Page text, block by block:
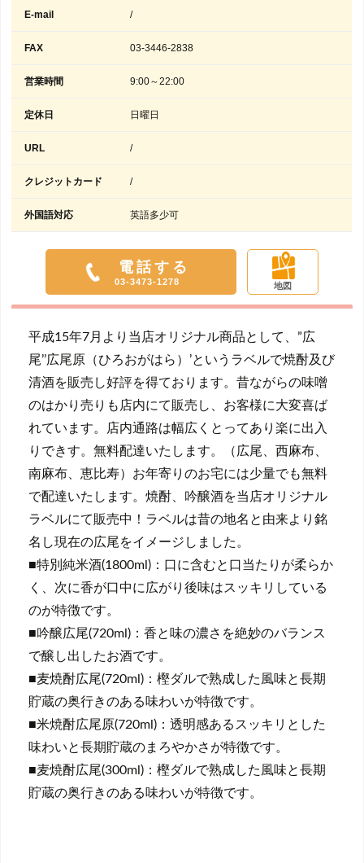
E-mail /
FAX 03-3446-2838
営業時間 9:00～22:00
定休日 日曜日
URL /
クレジットカード /
外国語対応 英語多少可
電話する
03-3473-1278 地図
平成15年7月より当店オリジナル商品として、”広
尾’’広尾原（ひろおがはら）’というラベルで焼酎及び
清酒を販売し好評を得ております。昔ながらの味噌
のはかり売りも店内にて販売し、お客様に大変喜ば
れています。店内通路は幅広くとってあり楽に出入
りできす。無料配達いたします。（広尾、西麻布、
南麻布、恵比寿）お年寄りのお宅には少量でも無料
で配達いたします。焼酎、吟醸酒を当店オリジナル
ラベルにて販売中！ラベルは昔の地名と由来より銘
名し現在の広尾をイメージしました。
■特別純米酒(1800ml)：口に含むと口当たりが柔らか
く、次に香が口中に広がり後味はスッキリしている
のが特徴です。
■吟醸広尾(720ml)：香と味の濃さを絶妙のバランス
で醸し出したお酒です。
■麦焼酎広尾(720ml)：樫ダルで熟成した風味と長期
貯蔵の奥行きのある味わいが特徴です。
■米焼酎広尾原(720ml)：透明感あるスッキリとした
味わいと長期貯蔵のまろやかさが特徴です。
■麦焼酎広尾(300ml)：樫ダルで熟成した風味と長期
貯蔵の奥行きのある味わいが特徴です。